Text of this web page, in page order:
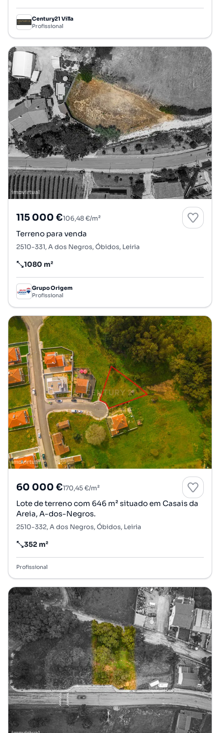
Century21 Villa
Profissional
115 000 €106,48 €/m²
Terreno para venda
2510-331, A dos Negros, Óbidos, Leiria
Preço por metro quadrado
1080 m²
Grupo Origem
Profissional
60 000 €170,45 €/m²
Lote de terreno com 646 m² situado em Casais da
Areia, A-dos-Negros.
2510-332, A dos Negros, Óbidos, Leiria
Preço por metro quadrado
352 m²
Profissional